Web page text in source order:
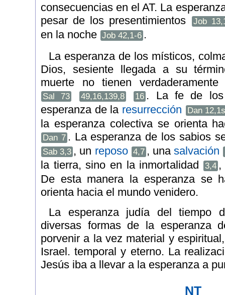
consecuencias en el AT. La
pesar de los presentimientos
Job
en la noche Job 42,1-6 .
La esperanza de los místicos,
Dios, sesiente llegada a su
muerte no tienen
Sal 73 49,16,139,8 16 . La fe de los
esperanza de la resurrección Dan
la esperanza colectiva se orienta
Dan 7 . La esperanza de los sabios
Sab 3,3 , un reposo 4,7 , unasalvación
la tierra, sino en la inmortalidad 3,4 ,
De esta manera la esperanza se
orienta hacia el mundo venidero.
La esperanza judía del tiempo
diversas formas de la esperanza
porvenir a la vez material y
Israel. temporal y eterno. La
Jesús iba a llevar a la esperanza a
NT